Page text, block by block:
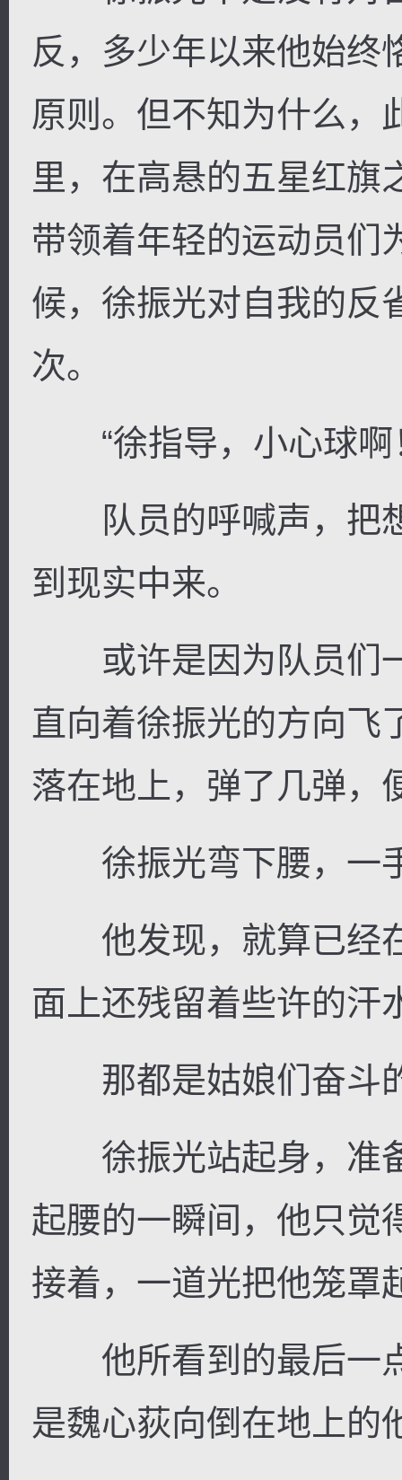
反，多少年以来他始终
原则。但不知为什么，
里，在高悬的五星红旗
带领着年轻的运动员们
候，徐振光对自我的反
次。
“徐指导，小心球啊
队员的呼喊声，把
到现实中来。
或许是因为队员们
直向着徐振光的方向飞
落在地上，弹了几弹，
徐振光弯下腰，一
他发现，就算已经
面上还残留着些许的汗
那都是姑娘们奋斗
徐振光站起身，准
起腰的一瞬间，他只觉
接着，一道光把他笼
他所看到的最后一
是魏心荻向倒在地上的